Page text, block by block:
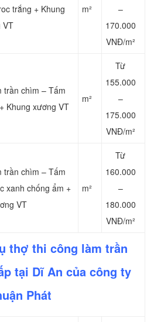
trắng + Khung
VT
m²
–
170.000
VNĐ/m²
trần chìm – Tấm
Khung xương VT
m²
Từ
155.000
–
175.000
VNĐ/m²
trần chìm – Tấm
xanh chống ẩm +
VT
m²
Từ
160.000
–
180.000
VNĐ/m²
thợ thi công làm trần
tại Dĩ An của công ty
Phát